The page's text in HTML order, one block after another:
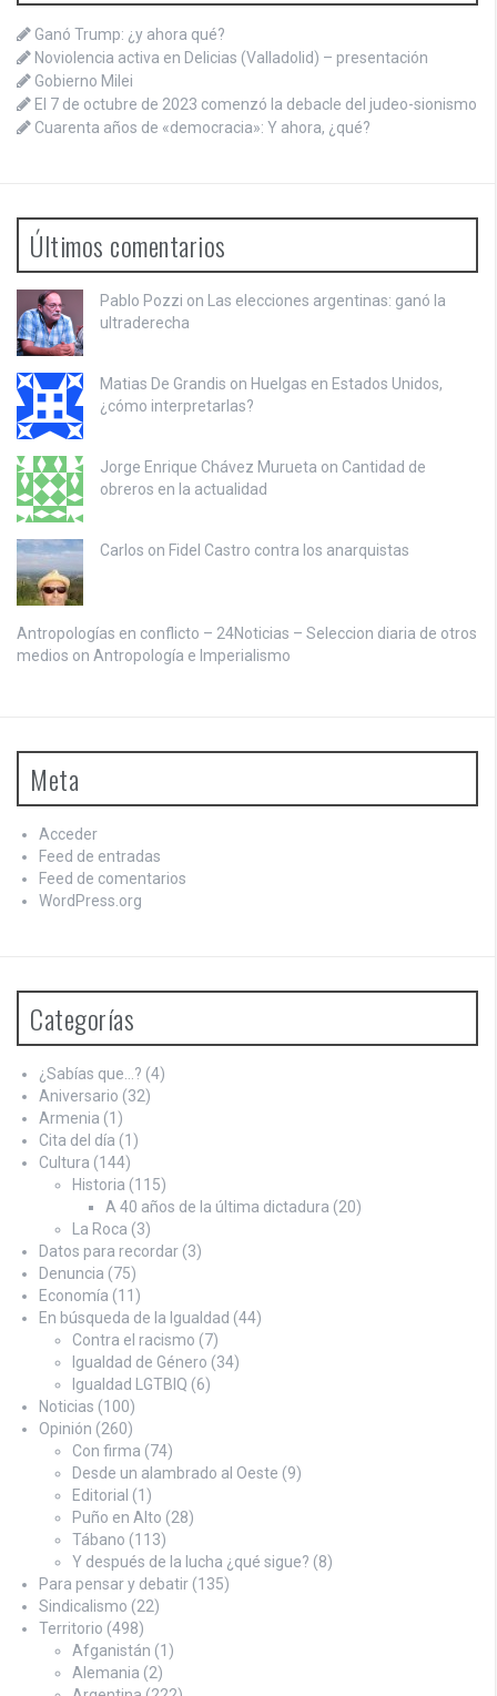
Ganó Trump: ¿y ahora qué?
Noviolencia activa en Delicias (Valladolid) – presentación
Gobierno Milei
El 7 de octubre de 2023 comenzó la debacle del judeo-sionismo
Cuarenta años de «democracia»: Y ahora, ¿qué?
Últimos comentarios
Pablo Pozzi on
Las elecciones argentinas: ganó la
ultraderecha
Matias De Grandis on Huelgas en Estados Unidos,
¿cómo interpretarlas?
Jorge Enrique Chávez Murueta on Cantidad de
obreros en la actualidad
Carlos on Fidel Castro contra los anarquistas
Antropologías en conflicto – 24Noticias – Seleccion diaria de otros
medios on Antropología e Imperialismo
Meta
Acceder
Feed de entradas
Feed de comentarios
WordPress.org
Categorías
¿Sabías que…? (4)
Aniversario (32)
Armenia (1)
Cita del día (1)
Cultura (144)
Historia (115)
A 40 años de la última dictadura (20)
La Roca (3)
Datos para recordar (3)
Denuncia (75)
Economía (11)
En búsqueda de la Igualdad (44)
Contra el racismo (7)
Igualdad de Género (34)
Igualdad LGTBIQ (6)
Noticias (100)
Opinión (260)
Con firma (74)
Desde un alambrado al Oeste (9)
Editorial (1)
Puño en Alto (28)
Tábano (113)
Y después de la lucha ¿qué sigue? (8)
Para pensar y debatir (135)
Sindicalismo (22)
Territorio (498)
Afganistán (1)
Alemania (2)